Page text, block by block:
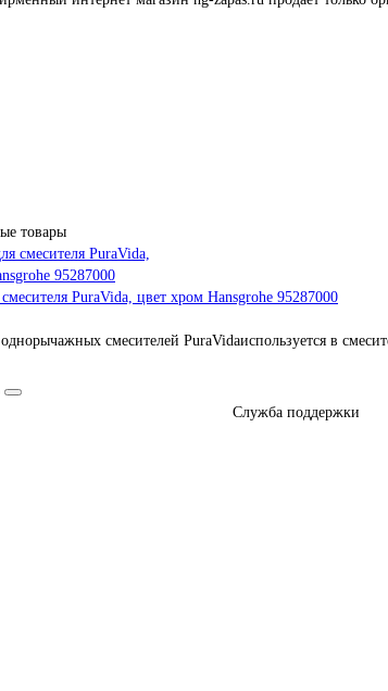
товары
смесителя PuraVida, цвет хром Hansgrohe 95287000
однорычажных смесителей PuraVidaиспользуется в
Служба поддержки